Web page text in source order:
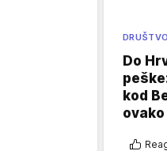
DRUŠTVO
Do
kod